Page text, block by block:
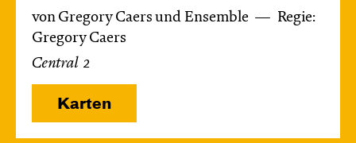
von Gregory Caers und Ensemble
Regie:
Gregory Caers
Central 2
Karten